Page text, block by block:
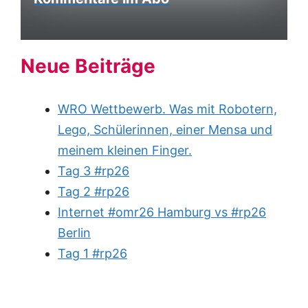
Neue Beiträge
WRO Wettbewerb. Was mit Robotern,
Lego, Schülerinnen, einer Mensa und
meinem kleinen Finger.
Tag 3 #rp26
Tag 2 #rp26
Internet #omr26 Hamburg vs #rp26
Berlin
Tag 1 #rp26